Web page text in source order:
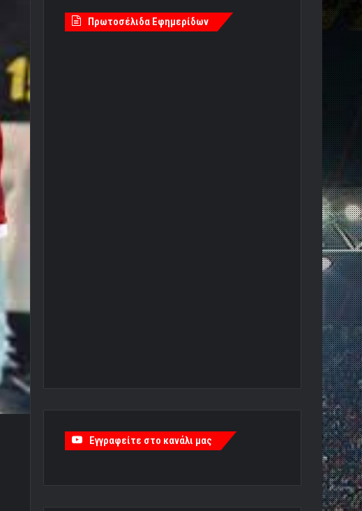
Πρωτοσέλιδα Εφημερίδων
Εγγραφείτε στο κανάλι μας